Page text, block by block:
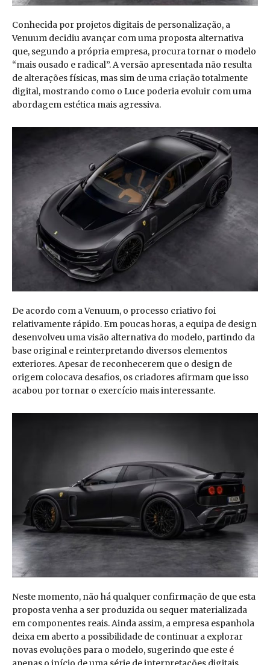
Conhecida por projetos digitais de personalização, a
Venuum decidiu avançar com uma proposta alternativa
que, segundo a própria empresa, procura tornar o modelo
“mais ousado e radical”. A versão apresentada não resulta
de alterações físicas, mas sim de uma criação totalmente
digital, mostrando como o Luce poderia evoluir com uma
abordagem estética mais agressiva.
De acordo com a Venuum, o processo criativo foi
relativamente rápido. Em poucas horas, a equipa de design
desenvolveu uma visão alternativa do modelo, partindo da
base original e reinterpretando diversos elementos
exteriores. Apesar de reconhecerem que o design de
origem colocava desafios, os criadores afirmam que isso
acabou por tornar o exercício mais interessante.
Neste momento, não há qualquer confirmação de que esta
proposta venha a ser produzida ou sequer materializada
em componentes reais. Ainda assim, a empresa espanhola
deixa em aberto a possibilidade de continuar a explorar
novas evoluções para o modelo, sugerindo que este é